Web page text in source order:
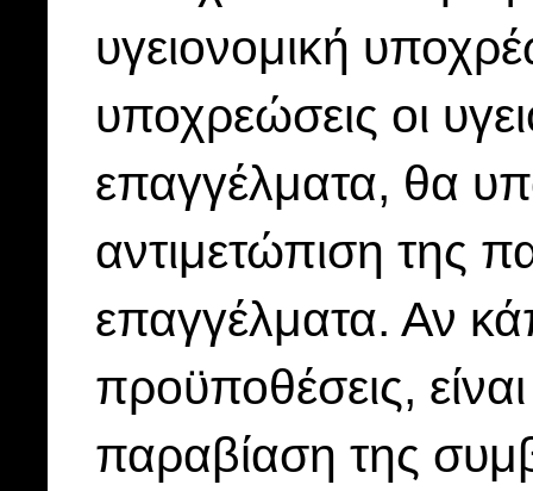
υγειονομική
υποχρεώσεις οι
επαγγέλματα, θα
αντιμετώπιση της
επαγγέλματα. Αν
προϋποθέσεις,
παραβίαση της